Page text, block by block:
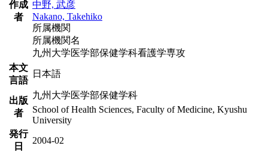
作成
者
中野, 武彦
Nakano, Takehiko
所属機関
所属機関名
九州大学医学部保健学科看護学専攻
本文
言語
日本語
出版
者
九州大学医学部保健学科
School of Health Sciences, Faculty of Medicine, Kyushu
University
発行
日
2004-02